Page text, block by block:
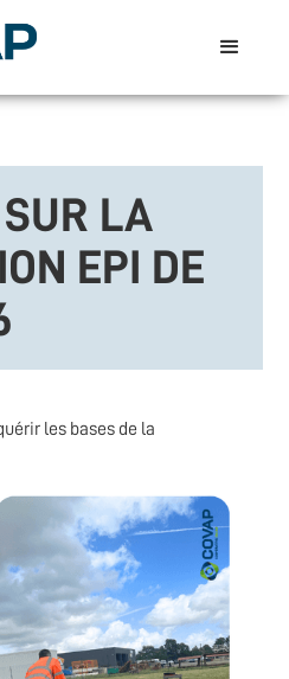
SUR LA
EPI DE
les bases de la